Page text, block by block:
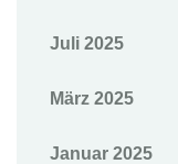
Juli 2025
März 2025
Januar 2025